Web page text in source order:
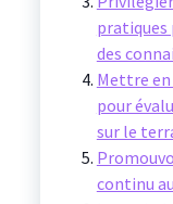
pratiques
des
Mettre
pour
sur le
continu